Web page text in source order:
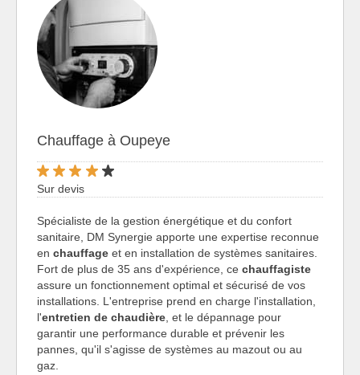
Chauffage à Oupeye
Sur devis
Spécialiste de la gestion énergétique et du confort
sanitaire, DM Synergie apporte une expertise reconnue
en chauffage et en installation de systèmes sanitaires.
Fort de plus de 35 ans d'expérience, ce chauffagiste
assure un fonctionnement optimal et sécurisé de vos
installations. L'entreprise prend en charge l'installation,
l'entretien de chaudière , et le dépannage pour
garantir une performance durable et prévenir les
pannes, qu'il s'agisse de systèmes au mazout ou au
gaz.